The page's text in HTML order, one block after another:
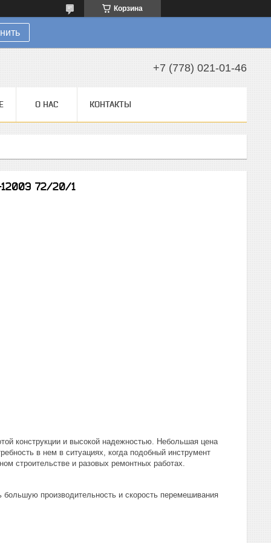
Корзина
+7 (778) 021-01-46
О НАС КОНТАКТЫ
72/20/1
конструкции и высокой надежностью. Небольшая цена
в нем в ситуациях, когда подобный инструмент
строительстве и разовых ремонтных работах.
производительность и скорость перемешивания